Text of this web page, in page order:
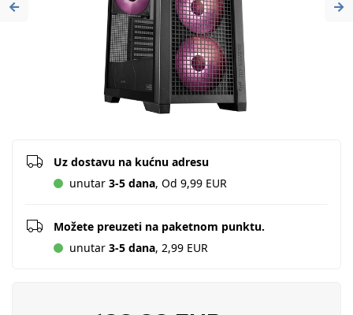
Previous
Uz dostavu na kućnu adresu
unutar 3-5 dana, Od 9,99 EUR
Možete preuzeti na paketnom punktu.
unutar 3-5 dana, 2,99 EUR